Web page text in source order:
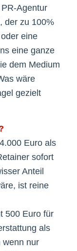
Agentur
der zu 100%
eine
eine ganze
dem Medium
wäre
gezielt
Euro als
sofort
Anteil
ist reine
500 Euro für
als
wenn nur